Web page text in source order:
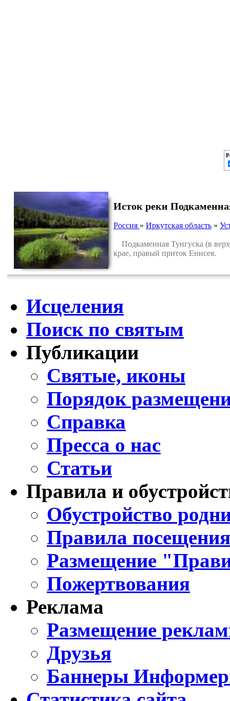
Исток реки
Россия » Иркутская область»
Подкаменная Тунгуска (в
крае, правый приток Енисея.
Исцеления
Поиск по святым
Публикации
Святые, иконы
Порядок
Справка
Пресса о нас
Статьи
Правила и
Обустройство
Правила
Размещение
Пожертвования
Реклама
Размещение
Друзья
Баннеры